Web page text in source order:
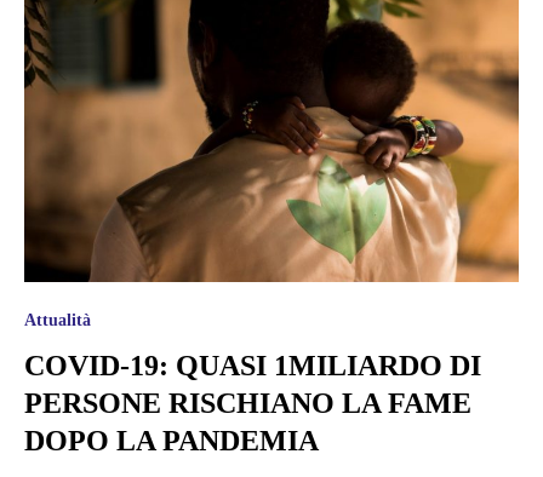
Attualità
COVID-19: QUASI 1MILIARDO DI
PERSONE RISCHIANO LA FAME
DOPO LA PANDEMIA